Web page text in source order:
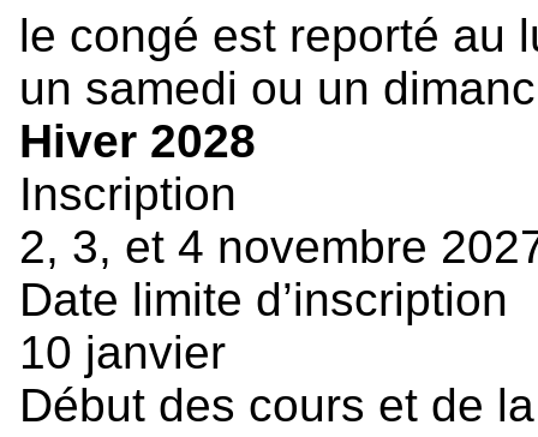
le congé est reporté au
un samedi ou un
Hiver 2028
Inscription
2, 3, et 4 novembre
Date limite d’inscription
10 janvier
Début des cours et de